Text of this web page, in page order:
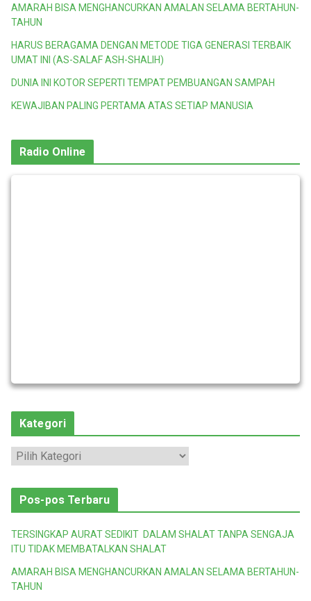
AMARAH BISA MENGHANCURKAN AMALAN SELAMA BERTAHUN-
TAHUN
HARUS BERAGAMA DENGAN METODE TIGA GENERASI TERBAIK
UMAT INI (AS-SALAF ASH-SHALIH)
DUNIA INI KOTOR SEPERTI TEMPAT PEMBUANGAN SAMPAH
KEWAJIBAN PALING PERTAMA ATAS SETIAP MANUSIA
Radio Online
Kategori
t
o
i
Pos-pos Terbaru
TERSINGKAP AURAT SEDIKIT DALAM SHALAT TANPA SENGAJA
ITU TIDAK MEMBATALKAN SHALAT
AMARAH BISA MENGHANCURKAN AMALAN SELAMA BERTAHUN-
TAHUN